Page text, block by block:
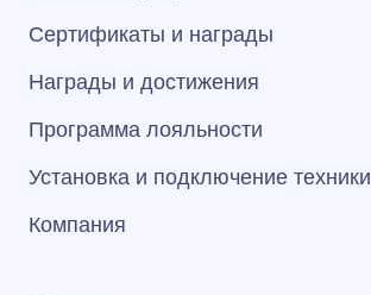
Сертификаты и награды
Награды и достижения
Программа лояльности
Установка и подключение техники
Компания